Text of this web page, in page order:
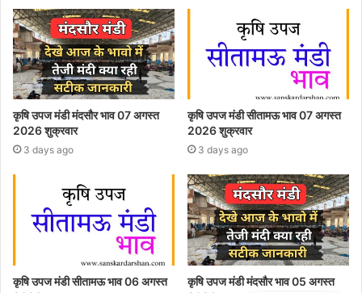
कृषि उपज मंडी मंदसौर भाव 07 अगस्त
2026 शुक्रवार
3 days ago
कृषि उपज मंडी सीतामऊ भाव 07 अगस्त
2026 शुक्रवार
3 days ago
कृषि उपज मंडी सीतामऊ भाव 06 अगस्त
कृषि उपज मंडी मंदसौर भाव 05 अगस्त